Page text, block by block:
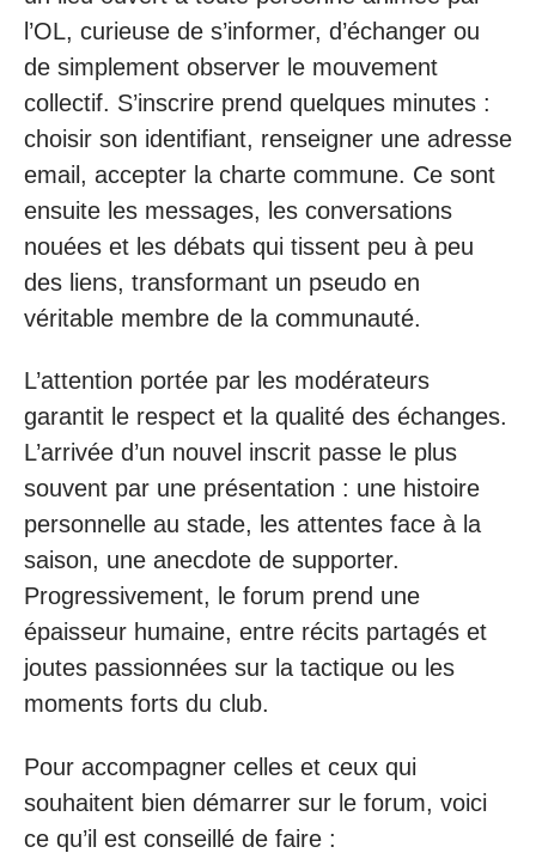
l’OL, curieuse de s’informer, d’échanger ou
de simplement observer le mouvement
collectif. S’inscrire prend quelques minutes :
choisir son identifiant, renseigner une adresse
email, accepter la charte commune. Ce sont
ensuite les messages, les conversations
nouées et les débats qui tissent peu à peu
des liens, transformant un pseudo en
véritable membre de la communauté.
L’attention portée par les modérateurs
garantit le respect et la qualité des échanges.
L’arrivée d’un nouvel inscrit passe le plus
souvent par une présentation : une histoire
personnelle au stade, les attentes face à la
saison, une anecdote de supporter.
Progressivement, le forum prend une
épaisseur humaine, entre récits partagés et
joutes passionnées sur la tactique ou les
moments forts du club.
Pour accompagner celles et ceux qui
souhaitent bien démarrer sur le forum, voici
ce qu’il est conseillé de faire :